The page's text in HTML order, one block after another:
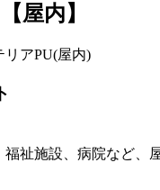
屋内】
福祉施設、病院など、